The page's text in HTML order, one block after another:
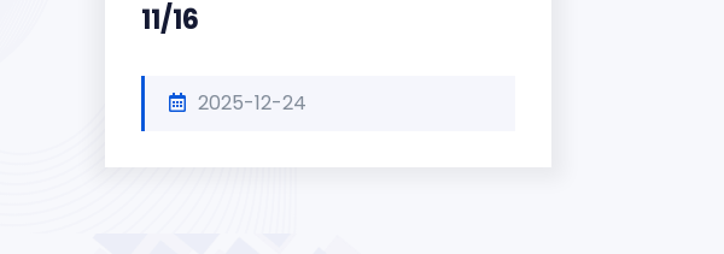
11/16
2025-12-24